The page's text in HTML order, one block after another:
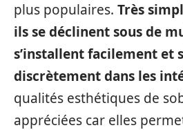
plus populaires. Très
ils se déclinent sous de
s’installent facilement et
discrètement dans les
qualités esthétiques de
appréciées car elles